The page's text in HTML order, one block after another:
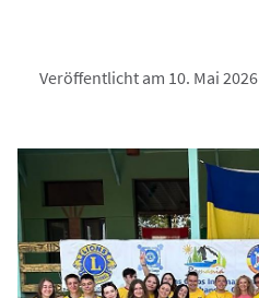
Veröffentlicht am 10. Mai 2026